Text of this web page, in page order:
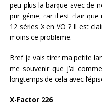
peu plus la barque avec de
pur génie, car il est clair
12 séries X en VO ? Il est
moins ce problème.
Bref je vais tirer ma petite
me souvenir que j’ai
longtemps de cela avec
X-Factor 226